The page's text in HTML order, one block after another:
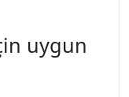
uygun